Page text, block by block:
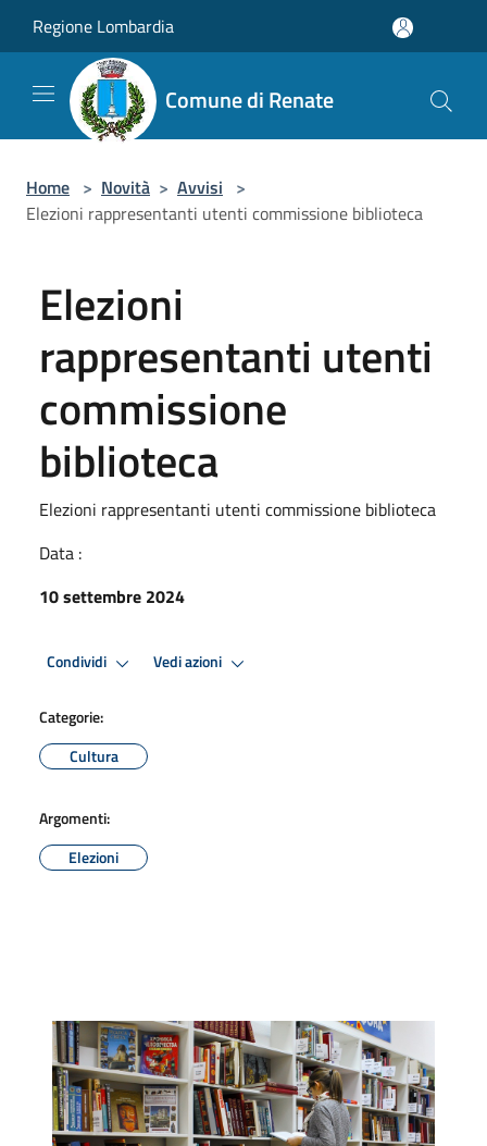
Regione Lombardia
Comune di Renate
Home > Novità > Avvisi >
Elezioni rappresentanti utenti commissione biblioteca
Elezioni
rappresentanti utenti
commissione
biblioteca
Elezioni rappresentanti utenti commissione biblioteca
Data :
10 settembre 2024
Condividi Vedi azioni
Categorie:
Cultura
Argomenti:
Elezioni